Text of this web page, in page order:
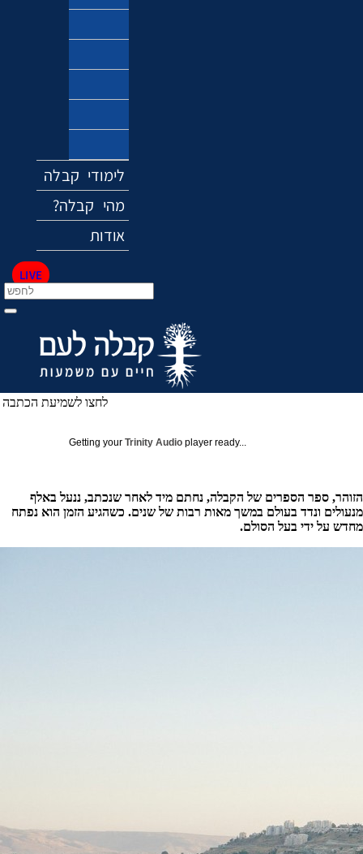
לימודי קבלה
?מהי קבלה
אודות
LIVE
לחצו לשמיעת הכתבה
Getting your Trinity Audio player ready...
הזוהר, ספר הספרים של הקבלה, נחתם מיד לאחר שנכתב, ננעל באלף
מנעולים ונדד בעולם במשך מאות רבות של שנים. כשהגיע הזמן הוא נפתח
מחדש על ידי בעל הסולם.